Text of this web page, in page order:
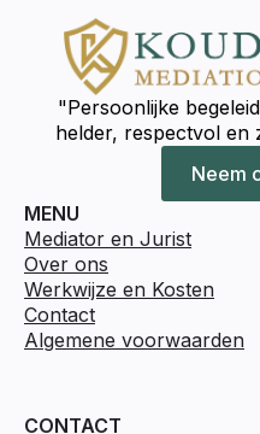
"Persoonlijke
helder, respectvol en
Neem
MENU
Mediator en Jurist
Over ons
Werkwijze en Kosten
Contact
Algemene voorwaarden
CONTACT